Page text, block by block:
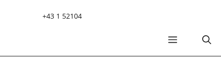
+43 1 52104
MENÜ